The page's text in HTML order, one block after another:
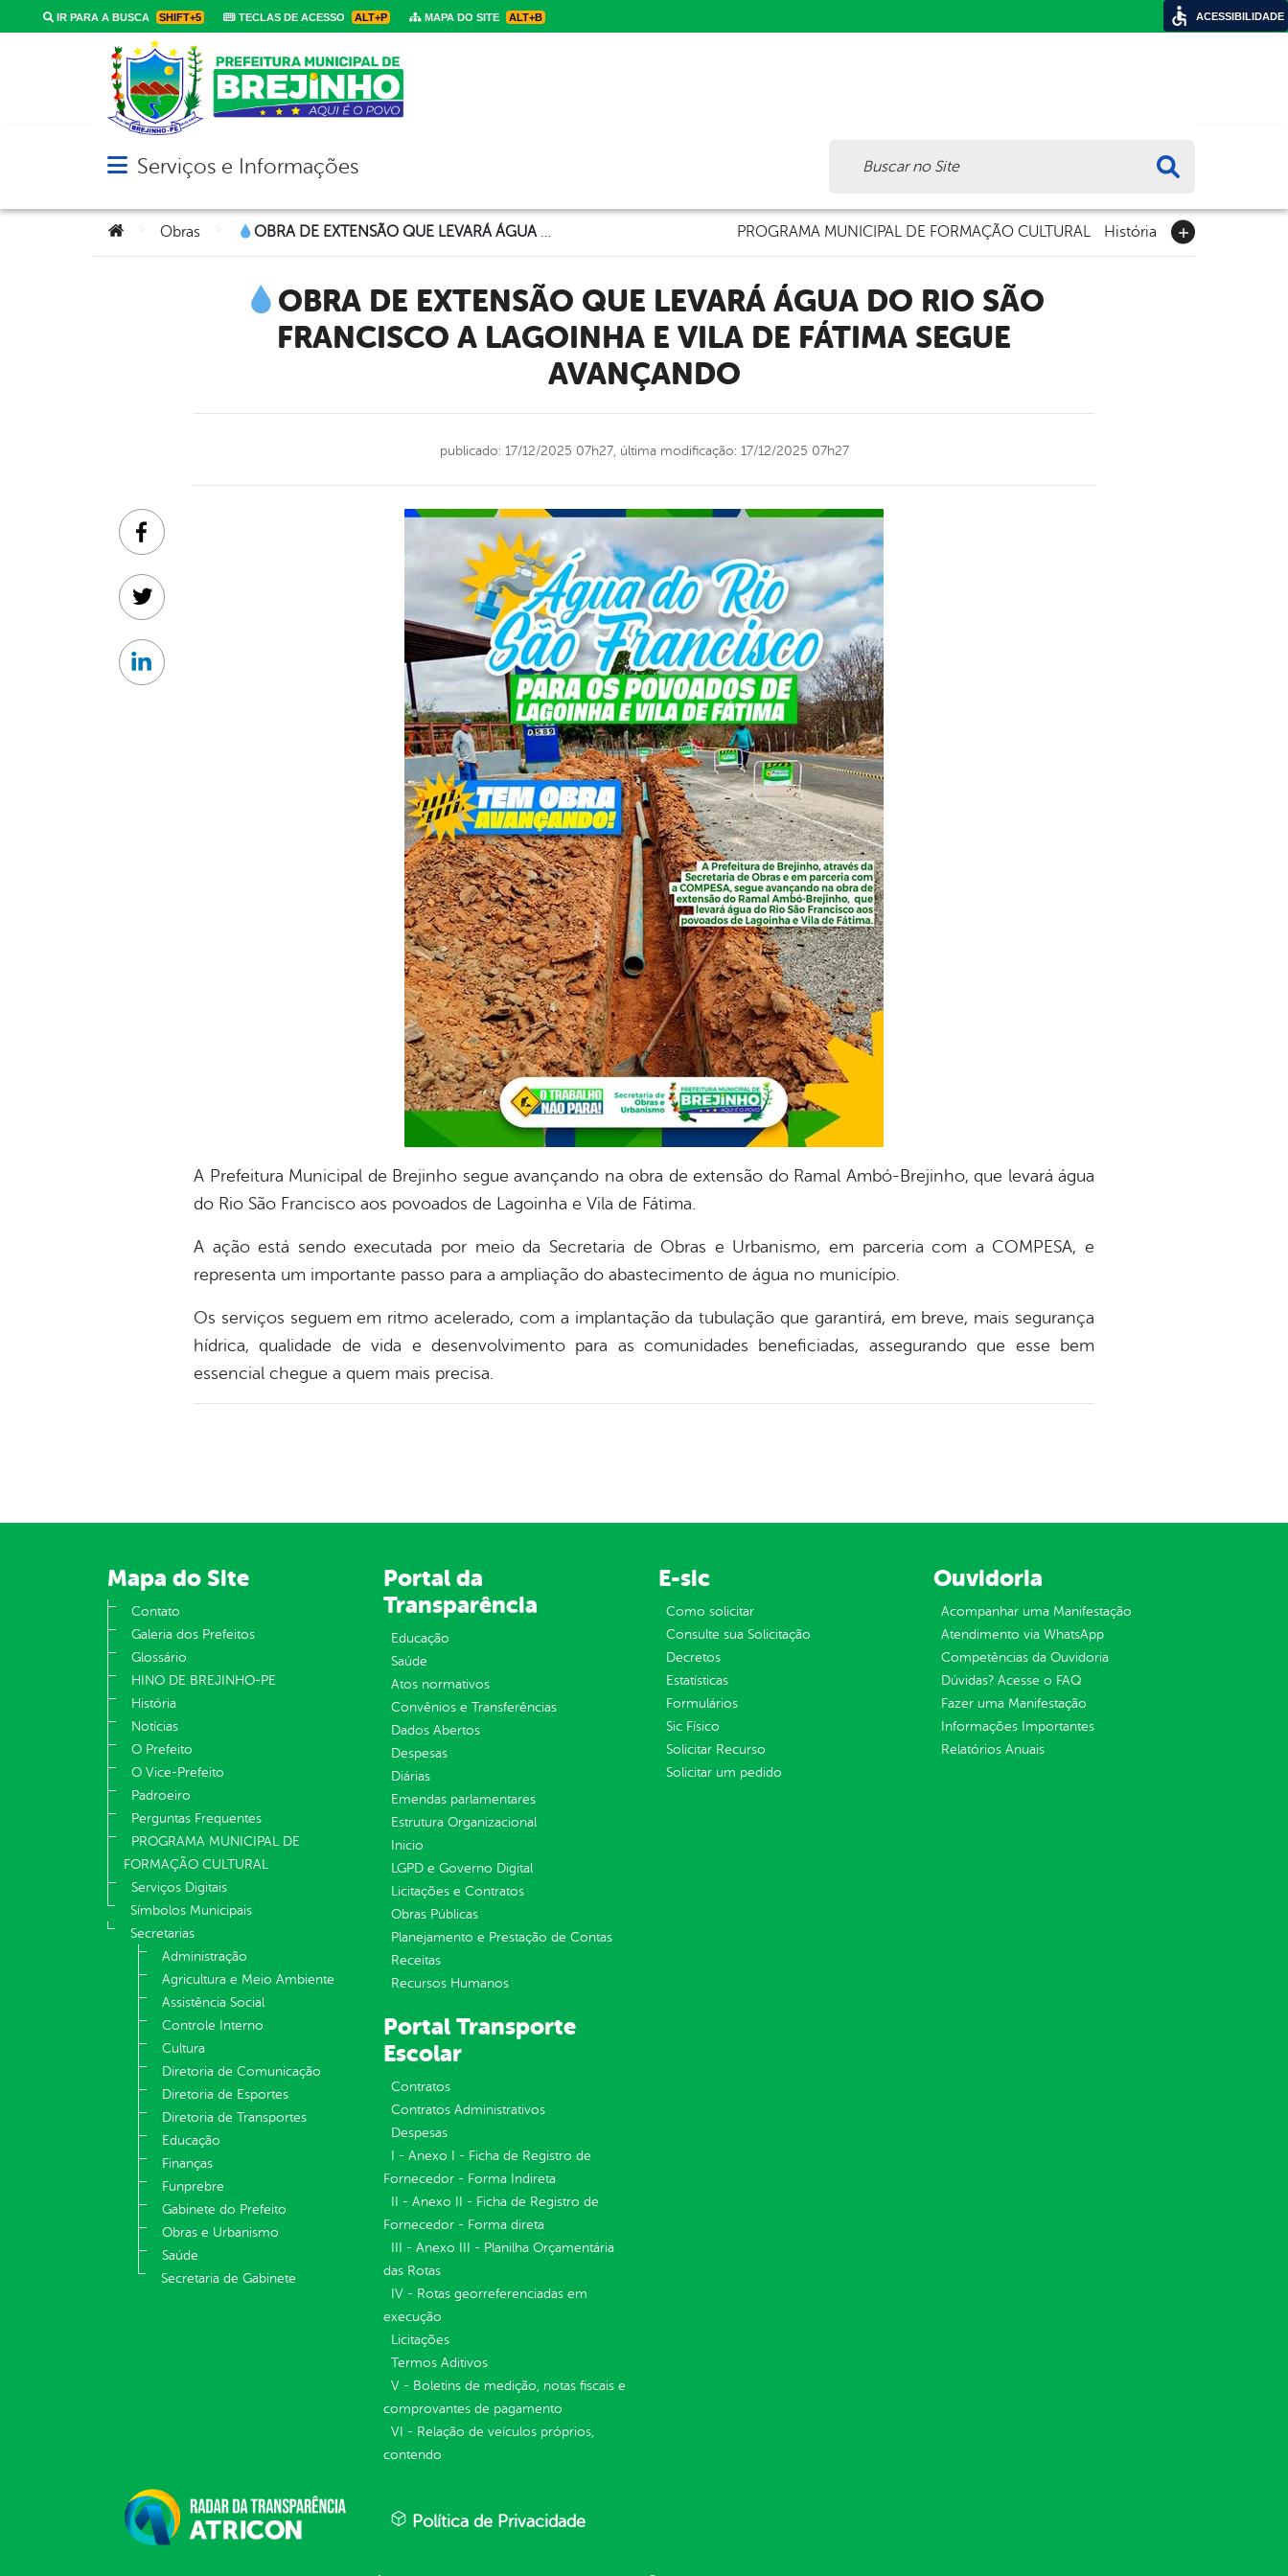
IR PARA A BUSCA SHIFT+5 TECLAS DE ACESSO ALT+P MAPA DO SITE ALT+B
Abrir menu principal de navegação
Serviços e Informações
Você está aqui:
Obras OBRA DE EXTENSÃO QUE LEVARÁ ÁGUA DO RIO SÃO FRANCISCO A LAGOINHA E VILA DE FÁTIMA SEGUE AVANÇANDO PROGRAMA MUNICIPAL DE FORMAÇÃO CULTURAL História
OBRA DE EXTENSÃO QUE LEVARÁ ÁGUA DO RIO SÃO
FRANCISCO A LAGOINHA E VILA DE FÁTIMA SEGUE
AVANÇANDO
publicado: 17/12/2025 07h27, última modificação: 17/12/2025 07h27
A Prefeitura Municipal de Brejinho segue avançando na obra de extensão do Ramal Ambó-Brejinho, que levará água
do Rio São Francisco aos povoados de Lagoinha e Vila de Fátima.
A ação está sendo executada por meio da Secretaria de Obras e Urbanismo, em parceria com a COMPESA, e
representa um importante passo para a ampliação do abastecimento de água no município.
Os serviços seguem em ritmo acelerado, com a implantação da tubulação que garantirá, em breve, mais segurança
hídrica, qualidade de vida e desenvolvimento para as comunidades beneficiadas, assegurando que esse bem
essencial chegue a quem mais precisa.
Facebook
Twitter
Linkedin
Mapa do Site
Contato
Galeria dos Prefeitos
Glossário
HINO DE BREJINHO-PE
História
Notícias
O Prefeito
O Vice-Prefeito
Padroeiro
Perguntas Frequentes
PROGRAMA MUNICIPAL DE
FORMAÇÃO CULTURAL
Serviços Digitais
Símbolos Municipais
Secretarias
Administração
Agricultura e Meio Ambiente
Assistência Social
Controle Interno
Cultura
Diretoria de Comunicação
Diretoria de Esportes
Diretoria de Transportes
Educação
Finanças
Funprebre
Gabinete do Prefeito
Obras e Urbanismo
Saúde
Secretaria de Gabinete
Portal da
Transparência
Educação
Saúde
Atos normativos
Convênios e Transferências
Dados Abertos
Despesas
Diárias
Emendas parlamentares
Estrutura Organizacional
Inicio
LGPD e Governo Digital
Licitações e Contratos
Obras Públicas
Planejamento e Prestação de Contas
Receitas
Recursos Humanos
E-sic
Como solicitar
Consulte sua Solicitação
Decretos
Estatísticas
Formulários
Sic Físico
Solicitar Recurso
Solicitar um pedido
Ouvidoria
Acompanhar uma Manifestação
Atendimento via WhatsApp
Competências da Ouvidoria
Dúvidas? Acesse o FAQ
Fazer uma Manifestação
Informações Importantes
Relatórios Anuais
Portal Transporte
Escolar
Contratos
Contratos Administrativos
Despesas
I - Anexo I - Ficha de Registro de
Fornecedor - Forma Indireta
II - Anexo II - Ficha de Registro de
Fornecedor - Forma direta
III - Anexo III - Planilha Orçamentária
das Rotas
IV - Rotas georreferenciadas em
execução
Licitações
Termos Aditivos
V - Boletins de medição, notas fiscais e
comprovantes de pagamento
VI - Relação de veículos próprios,
contendo
Política de Privacidade
ACESSIBILIDADE